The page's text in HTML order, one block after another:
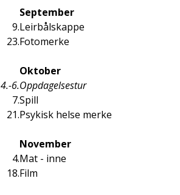
September
9.Leirbålskappe
23.Fotomerke
Oktober
4.-6.
7.
Oppdagelsestur
Spill
21.Psykisk helse merke
November
4.Mat - inne
18.Film